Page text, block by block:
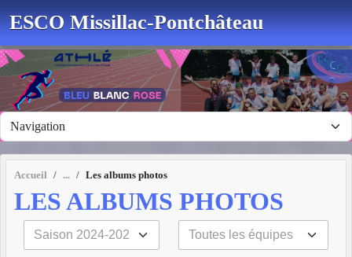
ESCO Missillac-Pontchâteau
Accueil Les albums photos
LES ALBUMS PHOTOS